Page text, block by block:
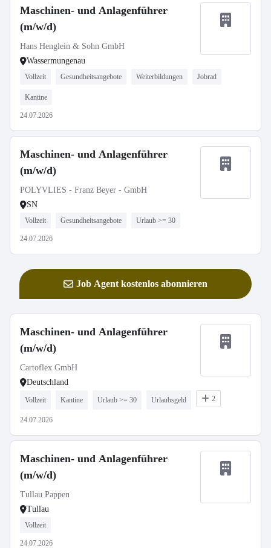
Maschinen- und Anlagenführer
(m/w/d)
Hans Henglein & Sohn GmbH
Wassermungenau
Vollzeit Gesundheitsangebote Weiterbildungen Jobrad
Kantine
24.07.2026
Maschinen- und Anlagenführer
(m/w/d)
POLYVLIES - Franz Beyer - GmbH
SN
Vollzeit Gesundheitsangebote Urlaub >= 30
24.07.2026
Job Agent kostenlos abonnieren
Maschinen- und Anlagenführer
(m/w/d)
Cartoflex GmbH
Deutschland
Vollzeit Kantine Urlaub >= 30 Urlaubsgeld 2
24.07.2026
Maschinen- und Anlagenführer
(m/w/d)
Tullau Pappen
Tullau
Vollzeit
24.07.2026